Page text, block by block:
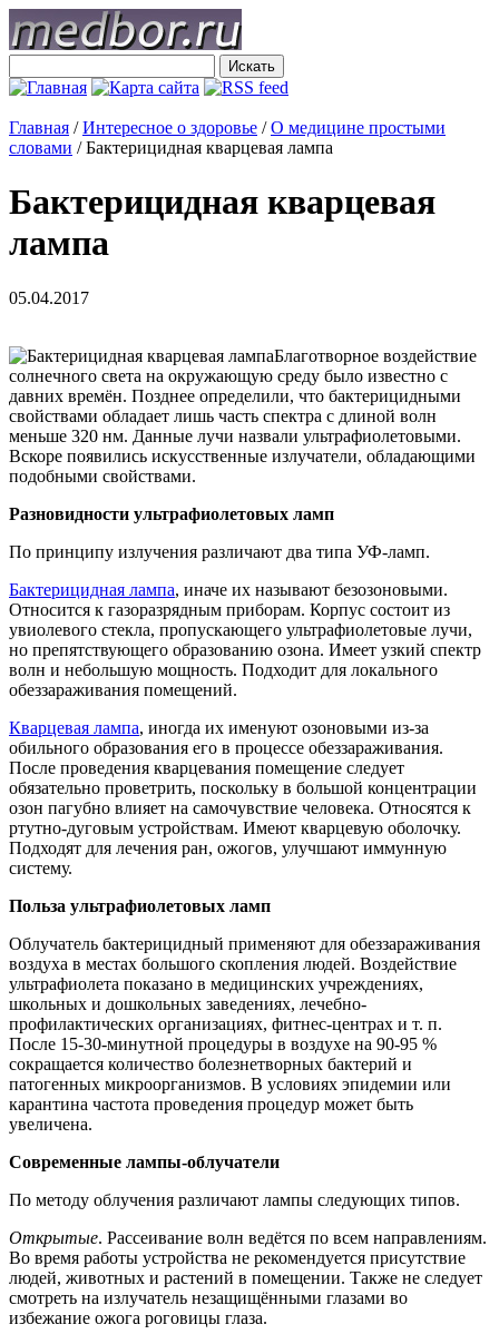
Главная /Интересное о здоровье /О медицине простыми
словами /Бактерицидная кварцевая лампа
Бактерицидная кварцевая
лампа
05.04.2017
Благотворное воздействие
солнечного света на окружающую среду было известно с
давних времён. Позднее определили, что бактерицидными
свойствами обладает лишь часть спектра с длиной волн
меньше 320 нм. Данные лучи назвали ультрафиолетовыми.
Вскоре появились искусственные излучатели, обладающими
подобными свойствами.
Разновидности ультрафиолетовых ламп
По принципу излучения различают два типа УФ-ламп.
Бактерицидная лампа, иначе их называют безозоновыми.
Относится к газоразрядным приборам. Корпус состоит из
увиолевого стекла, пропускающего ультрафиолетовые лучи,
но препятствующего образованию озона. Имеет узкий спектр
волн и небольшую мощность. Подходит для локального
обеззараживания помещений.
Кварцевая лампа, иногда их именуют озоновыми из-за
обильного образования его в процессе обеззараживания.
После проведения кварцевания помещение следует
обязательно проветрить, поскольку в большой концентрации
озон пагубно влияет на самочувствие человека. Относятся к
ртутно-дуговым устройствам. Имеют кварцевую оболочку.
Подходят для лечения ран, ожогов, улучшают иммунную
систему.
Польза ультрафиолетовых ламп
Облучатель бактерицидный применяют для обеззараживания
воздуха в местах большого скопления людей. Воздействие
ультрафиолета показано в медицинских учреждениях,
школьных и дошкольных заведениях, лечебно-
профилактических организациях, фитнес-центрах и т. п.
После 15-30-минутной процедуры в воздухе на 90-95 %
сокращается количество болезнетворных бактерий и
патогенных микроорганизмов. В условиях эпидемии или
карантина частота проведения процедур может быть
увеличена.
Современные лампы-облучатели
По методу облучения различают лампы следующих типов.
Открытые. Рассеивание волн ведётся по всем направлениям.
Во время работы устройства не рекомендуется присутствие
людей, животных и растений в помещении. Также не следует
смотреть на излучатель незащищёнными глазами во
избежание ожога роговицы глаза.